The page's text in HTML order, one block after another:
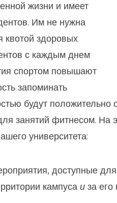
жизни и имеет
Им не нужна
квотой здоровых
с каждым днем
спортом повышают
запоминать
будут положительно
занятий фитнесом. На
университета:
доступные
кампуса и за